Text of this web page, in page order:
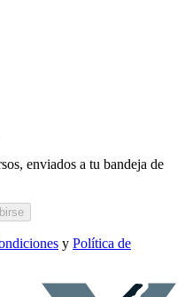
enviados a tu bandeja de
y Política de